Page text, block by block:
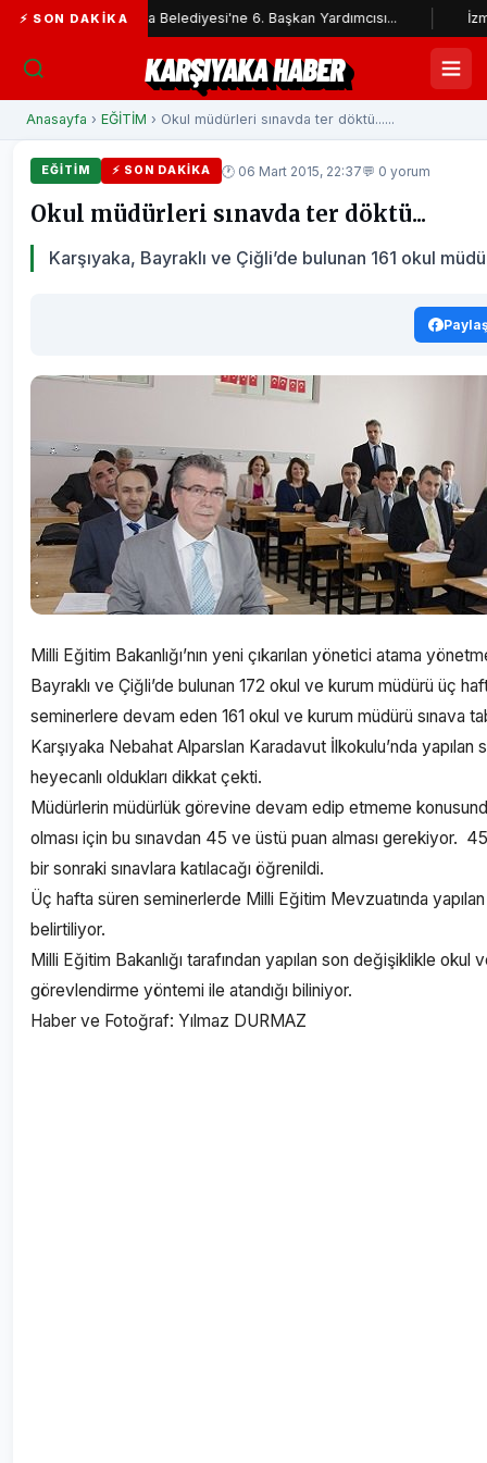
⚡ SON DAKIKA
Karşıyaka Belediyesi'ne 6. Başkan Yardımcısı... İzmir İtfaiyesi’ne
KARŞIYAKA HABER
Anasayfa › EĞİTİM › Okul müdürleri sınavda ter döktü......
EĞİTİM ⚡ SON DAKIKA 🕐 06 Mart 2015, 22:37💬 0 yorum
Okul müdürleri sınavda ter döktü...
Karşıyaka, Bayraklı ve Çiğli’de bulunan 161 okul
Milli Eğitim Bakanlığı’nın yeni çıkarılan yönetici atama
Bayraklı ve Çiğli’de bulunan 172 okul ve kurum müdürü üç
seminerlere devam eden 161 okul ve kurum müdürü sınava
Karşıyaka Nebahat Alparslan Karadavut İlkokulu’nda yapılan
heyecanlı oldukları dikkat çekti.
Müdürlerin müdürlük görevine devam edip etmeme
olması için bu sınavdan 45 ve üstü puan alması gerekiyor.
bir sonraki sınavlara katılacağı öğrenildi.
Üç hafta süren seminerlerde Milli Eğitim Mevzuatında yapılan
belirtiliyor.
Milli Eğitim Bakanlığı tarafından yapılan son değişiklikle okul
görevlendirme yöntemi ile atandığı biliniyor.
Haber ve Fotoğraf: Yılmaz DURMAZ